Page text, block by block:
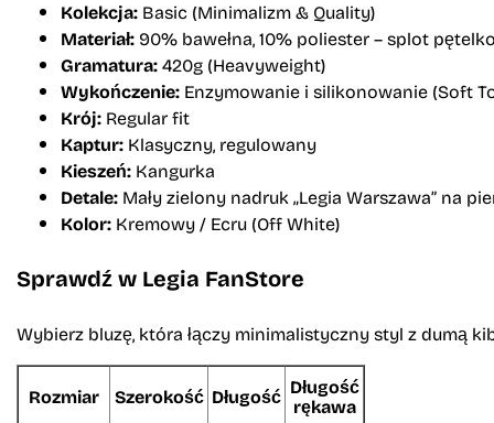
Kolekcja: Basic (Minimalizm & Quality)
Materiał: 90% bawełna, 10% poliester – splot
Gramatura:420g (Heavyweight)
Wykończenie: Enzymowanie i silikonowanie (Soft
Krój: Regular fit
Kaptur: Klasyczny, regulowany
Kieszeń: Kangurka
Detale: Mały zielony nadruk „Legia Warszawa” na
Kolor: Kremowy / Ecru (Off White)
Sprawdź w Legia FanStore
Wybierz bluzę, która łączy minimalistyczny styl z dumą
Rozmiar Szerokość Długość Długość
rękawa